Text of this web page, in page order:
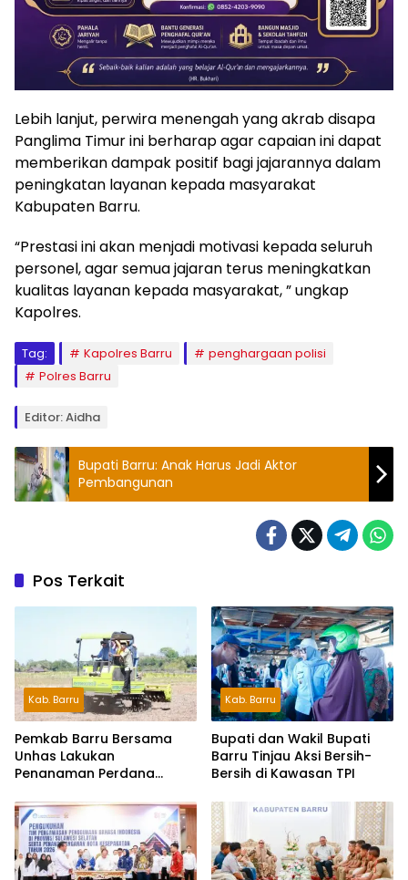
Lebih lanjut, perwira menengah yang akrab disapa
Panglima Timur ini berharap agar capaian ini dapat
memberikan dampak positif bagi jajarannya dalam
peningkatan layanan kepada masyarakat
Kabupaten Barru.
“Prestasi ini akan menjadi motivasi kepada seluruh
personel, agar semua jajaran terus meningkatkan
kualitas layanan kepada masyarakat, ” ungkap
Kapolres.
Tag: Kapolres Barru
penghargaan polisi
Polres Barru
Editor: Aidha
Bupati Barru: Anak Harus Jadi Aktor
Pembangunan
Pos Terkait
Kab. Barru
Pemkab Barru Bersama
Unhas Lakukan
Penanaman Perdana
Kab. Barru
Bupati dan Wakil Bupati
Barru Tinjau Aksi Bersih-
Bersih di Kawasan TPI